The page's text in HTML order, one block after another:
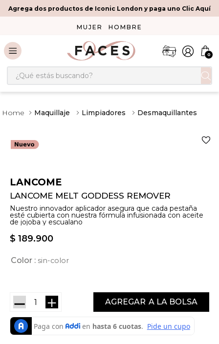
Agrega dos productos de Iconic London y paga uno Clic Aquí
MUJER HOMBRE
0
¿Qué estás buscando?
Maquillaje Limpiadores Desmaquillantes
LANCOME
LANCOME MELT GODDESS REMOVER
Nuestro innovador aplicador asegura que cada pestaña
esté cubierta con nuestra fórmula infusionada con aceite
de jojoba y escualano
$ 189.900
Color sin-color
＋
－ AGREGAR